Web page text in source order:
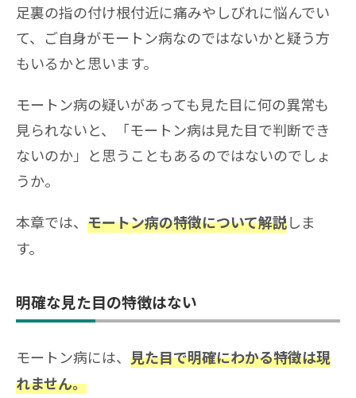
足裏の指の付け根付近に痛みやしびれに悩んでい
て、ご自身がモートン病なのではないかと疑う方
もいるかと思います。
モートン病の疑いがあっても見た目に何の異常も
見られないと、「モートン病は見た目で判断でき
ないのか」と思うこともあるのではないのでしょ
うか。
本章では、 モートン病の特徴について解説しま
す。
明確な見た目の特徴はない
モートン病には、 見た目で明確にわかる特徴は現
れません。